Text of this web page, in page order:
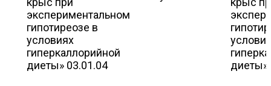
экспериментальном
гипотиреозе в
условиях
гиперкаллорийной
диеты» 03.01.04
диеты»